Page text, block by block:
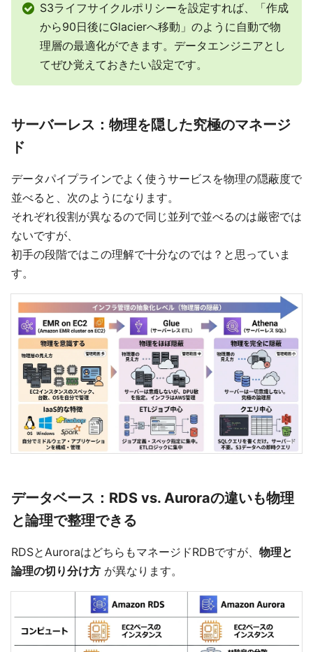
S3ライフサイクルポリシーを設定すれば、「作成
から90日後にGlacierへ移動」のように自動で物
理層の最適化ができます。データエンジニアとし
てぜひ覚えておきたい設定です。
サーバーレス：物理を隠した究極のマネージ
ド
データパイプラインでよく使うサービスを物理の隠蔽度で
並べると、次のようになります。
それぞれ役割が異なるので同じ並列で並べるのは厳密では
ないですが、
初手の段階ではこの理解で十分なのでは？と思っていま
す。
データベース：RDS vs. Auroraの違いも物理
と論理で整理できる
RDSとAuroraはどちらもマネージドRDBですが、 物理と
論理の切り分け方 が異なります。